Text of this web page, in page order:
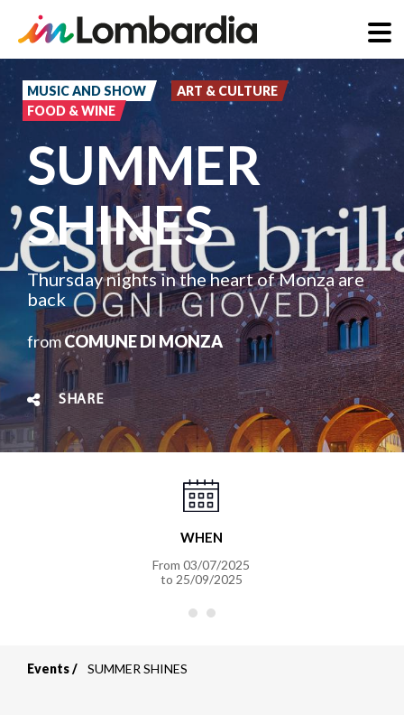
Skip
main
content
MUSIC AND SHOW
ART & CULTURE
FOOD & WINE
SUMMER
SHINES
Thursday nights in the heart of Monza are
back
fromCOMUNE DI MONZA
SHARE
WHEN
From03/07/2025
to 25/09/2025
Events SUMMER SHINES